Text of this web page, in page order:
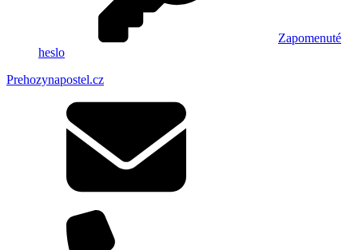
Zapomenuté
heslo
Prehozynapostel.cz